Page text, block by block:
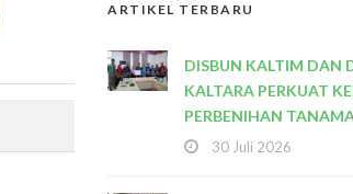
ARTIKEL TERBARU
DISBUN KALTIM DAN
KALTARA PERKUAT
PERBENIHAN
30 Juli 2026